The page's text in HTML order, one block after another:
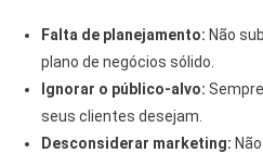
Falta de planejamento: Não
plano de negócios sólido.
Ignorar o público-alvo:
seus clientes desejam.
Desconsiderar marketing: